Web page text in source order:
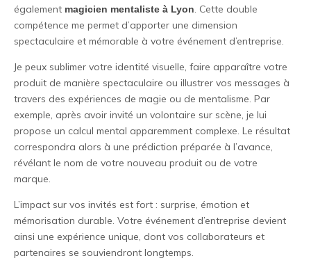
également magicien mentaliste à Lyon. Cette double
compétence me permet d’apporter une dimension
spectaculaire et mémorable à votre événement d’entreprise.
Je peux sublimer votre identité visuelle, faire apparaître votre
produit de manière spectaculaire ou illustrer vos messages à
travers des expériences de magie ou de mentalisme. Par
exemple, après avoir invité un volontaire sur scène, je lui
propose un calcul mental apparemment complexe. Le résultat
correspondra alors à une prédiction préparée à l’avance,
révélant le nom de votre nouveau produit ou de votre
marque.
L’impact sur vos invités est fort : surprise, émotion et
mémorisation durable. Votre événement d’entreprise devient
ainsi une expérience unique, dont vos collaborateurs et
partenaires se souviendront longtemps.